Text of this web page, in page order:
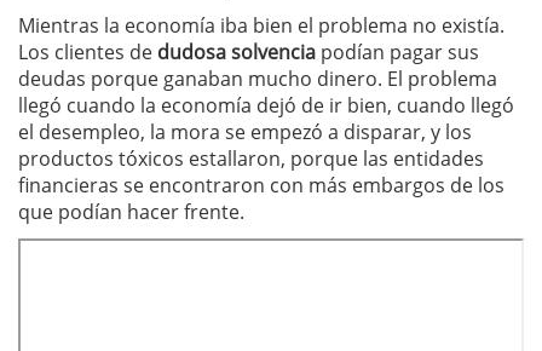
Mientras la economía iba bien el problema no existía.
Los clientes de dudosa solvencia podían pagar sus
deudas porque ganaban mucho dinero. El problema
llegó cuando la economía dejó de ir bien, cuando llegó
el desempleo, la mora se empezó a disparar, y los
productos tóxicos estallaron, porque las entidades
financieras se encontraron con más embargos de los
que podían hacer frente.